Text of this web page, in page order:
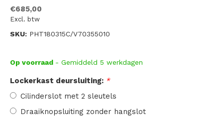
€685,00
Excl. btw
SKU: PHT180315C/V70355010
Op voorraad - Gemiddeld 5 werkdagen
Lockerkast deursluiting: *
Cilinderslot met 2 sleutels
Draaiknopsluiting zonder hangslot